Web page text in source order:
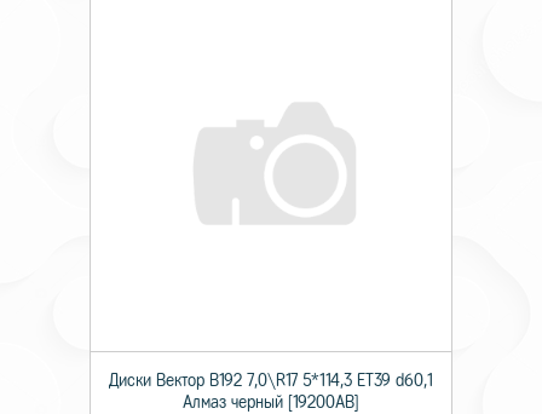
Диски Вектор В192 7,0\R17 5*114,3 ET39 d60,1
Алмаз черный [19200AB]